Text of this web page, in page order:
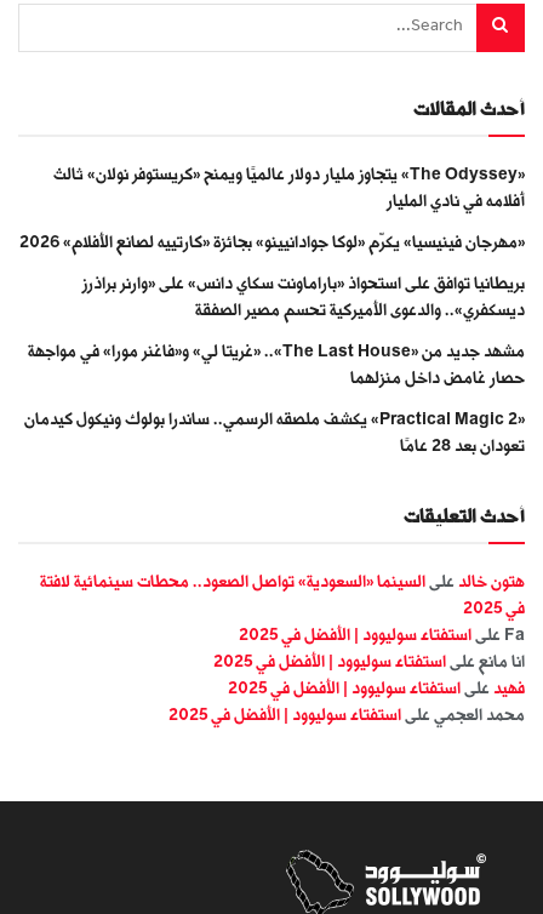
أحدث المقالات
«The Odyssey» يتجاوز مليار دولار عالميًا ويمنح «كريستوفر نولان» ثالث
أفلامه في نادي المليار
«مهرجان فينيسيا» يكرّم «لوكا جوادانيينو» بجائزة «كارتييه لصانع الأفلام» 2026
بريطانيا توافق على استحواذ «باراماونت سكاي دانس» على «وارنر براذرز
ديسكفري».. والدعوى الأميركية تحسم مصير الصفقة
مشهد جديد من «The Last House».. «غريتا لي» و«فاغنر مورا» في مواجهة
حصار غامض داخل منزلهما
«Practical Magic 2» يكشف ملصقه الرسمي.. ساندرا بولوك ونيكول كيدمان
تعودان بعد 28 عامًا
أحدث التعليقات
هتون خالد على السينما «السعودية» تواصل الصعود.. محطات سينمائية لافتة
في 2025
Fa على استفتاء سوليوود | الأفضل في 2025
انا مانع على استفتاء سوليوود | الأفضل في 2025
فهيد على استفتاء سوليوود | الأفضل في 2025
محمد العجمي على استفتاء سوليوود | الأفضل في 2025